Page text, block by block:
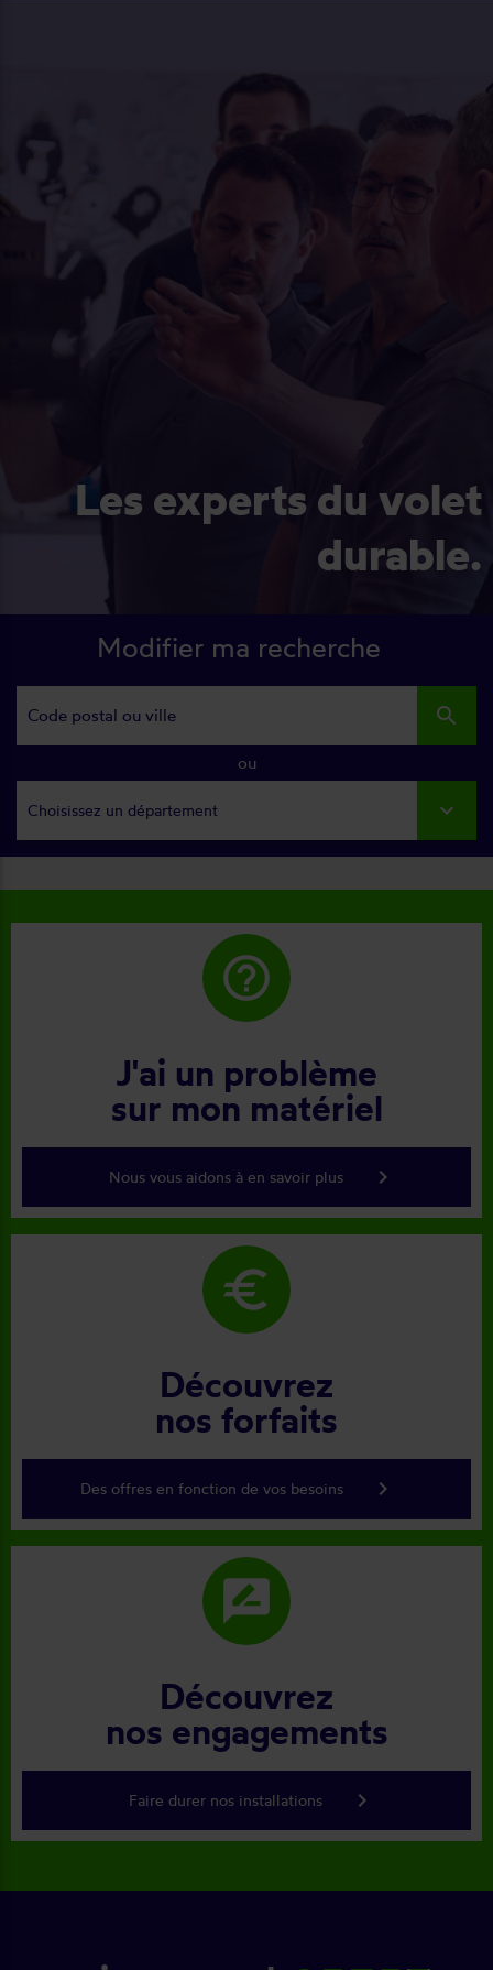
Les experts du volet
durable.
Modifier ma recherche
search
ou
Choisissez un département
help_outline
J'ai un problème
sur mon matériel
Nous vous aidons à en savoir plus keyboard_arrow_right
euro
Découvrez
nos forfaits
Des offres en fonction de vos besoins keyboard_arrow_right
rate_review
Découvrez
nos engagements
Faire durer nos installations keyboard_arrow_right